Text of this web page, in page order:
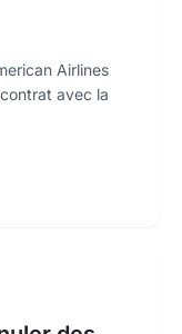
Airlines
avec la